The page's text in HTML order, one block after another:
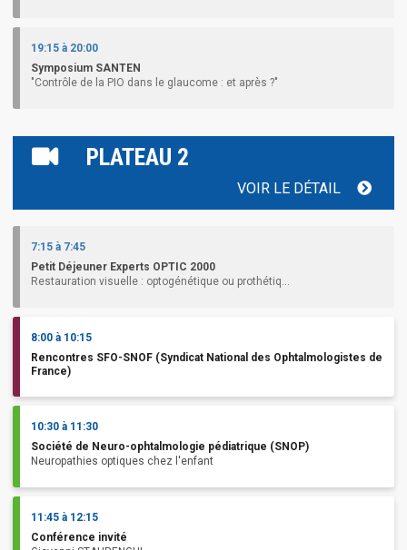
19:15 à 20:00
Symposium SANTEN
"Contrôle de la PIO dans le glaucome : et après ?"
PLATEAU 2
VOIR LE DÉTAIL
7:15 à 7:45
Petit Déjeuner Experts OPTIC 2000
Restauration visuelle : optogénétique ou prothétiq...
8:00 à 10:15
Rencontres SFO-SNOF (Syndicat National des Ophtalmologistes de
France)
10:30 à 11:30
Société de Neuro-ophtalmologie pédiatrique (SNOP)
Neuropathies optiques chez l'enfant
11:45 à 12:15
Conférence invité